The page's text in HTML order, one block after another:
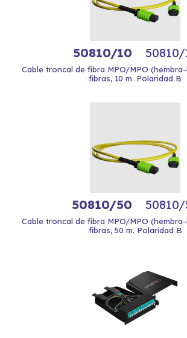
50810/10 50810/
Cable troncal de fibra MPO/MPO (hembra-
fibras, 10 m. Polaridad B
50810/50
Cable troncal de fibra MPO/MPO (hembra-
fibras, 50 m. Polaridad B